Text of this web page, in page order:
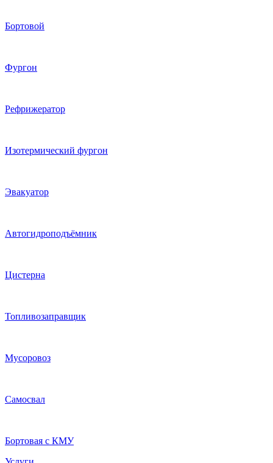
Бортовой
Фургон
Рефрижератор
Изотермический фургон
Эвакуатор
Автогидроподъёмник
Цистерна
Топливозаправщик
Мусоровоз
Самосвал
Бортовая с КМУ